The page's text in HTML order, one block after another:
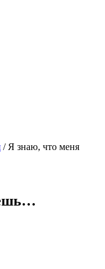
/ Я знаю, что меня